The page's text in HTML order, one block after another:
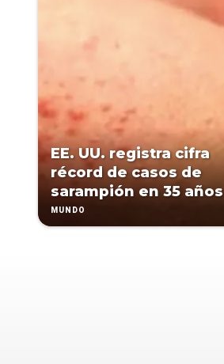
EE. UU. registra cifra
récord de casos de
sarampión en 35 años
MUNDO